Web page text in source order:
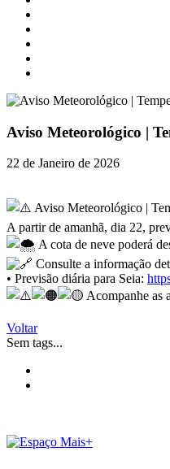
Aviso Meteorológico |
22 de Janeiro de 2026
Aviso Meteorológico |
A partir de amanhã, dia 22,
A cota de neve poderá
Consulte a informação
• Previsão diária para Seia:
Acompanhe as
Voltar
Sem tags...